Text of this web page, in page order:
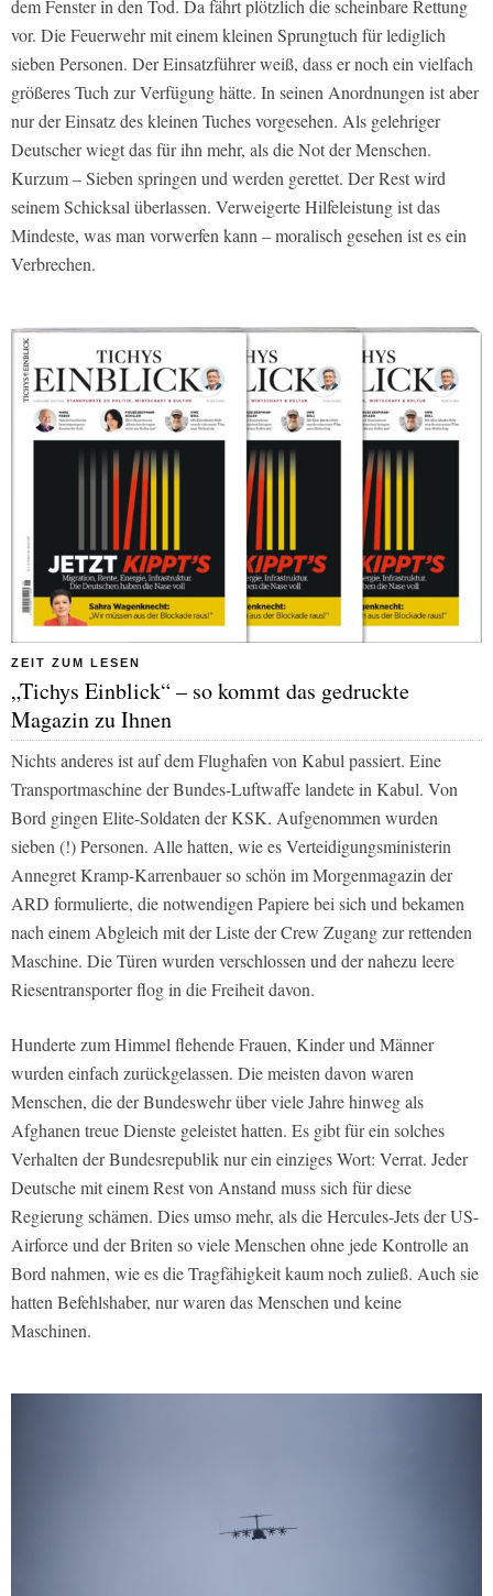
dem Fenster in den Tod. Da fährt plötzlich die scheinbare Rettung
vor. Die Feuerwehr mit einem kleinen Sprungtuch für lediglich
sieben Personen. Der Einsatzführer weiß, dass er noch ein vielfach
größeres Tuch zur Verfügung hätte. In seinen Anordnungen ist aber
nur der Einsatz des kleinen Tuches vorgesehen. Als gelehriger
Deutscher wiegt das für ihn mehr, als die Not der Menschen.
Kurzum – Sieben springen und werden gerettet. Der Rest wird
seinem Schicksal überlassen. Verweigerte Hilfeleistung ist das
Mindeste, was man vorwerfen kann – moralisch gesehen ist es ein
Verbrechen.
ZEIT ZUM LESEN
„Tichys Einblick“ – so kommt das gedruckte
Magazin zu Ihnen
Nichts anderes ist auf dem Flughafen von Kabul passiert. Eine
Transportmaschine der Bundes-Luftwaffe landete in Kabul. Von
Bord gingen Elite-Soldaten der KSK. Aufgenommen wurden
sieben (!) Personen. Alle hatten, wie es Verteidigungsministerin
Annegret Kramp-Karrenbauer so schön im Morgenmagazin der
ARD formulierte, die notwendigen Papiere bei sich und bekamen
nach einem Abgleich mit der Liste der Crew Zugang zur rettenden
Maschine. Die Türen wurden verschlossen und der nahezu leere
Riesentransporter flog in die Freiheit davon.
Hunderte zum Himmel flehende Frauen, Kinder und Männer
wurden einfach zurückgelassen. Die meisten davon waren
Menschen, die der Bundeswehr über viele Jahre hinweg als
Afghanen treue Dienste geleistet hatten. Es gibt für ein solches
Verhalten der Bundesrepublik nur ein einziges Wort: Verrat. Jeder
Deutsche mit einem Rest von Anstand muss sich für diese
Regierung schämen. Dies umso mehr, als die Hercules-Jets der US-
Airforce und der Briten so viele Menschen ohne jede Kontrolle an
Bord nahmen, wie es die Tragfähigkeit kaum noch zuließ. Auch sie
hatten Befehlshaber, nur waren das Menschen und keine
Maschinen.